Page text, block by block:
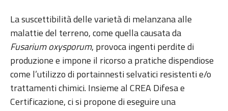
La suscettibilità delle varietà di melanzana alle
malattie del terreno, come quella causata da
Fusariumoxysporum, provoca ingenti perdite di
produzione e impone il ricorso a pratiche dispendiose
come l’utilizzo di portainnesti selvatici resistenti e/o
trattamenti chimici. Insieme al CREA Difesa e
Certificazione, ci si propone di eseguire una